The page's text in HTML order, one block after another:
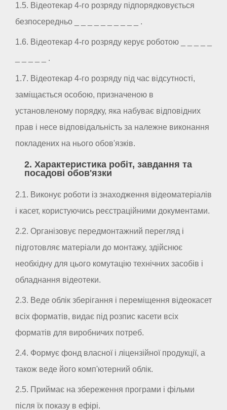
1.5. Відеотекар 4-го розряду підпорядковується
безпосередньо _ _ _ _ _ _ _ _ _ _ .
1.6. Відеотекар 4-го розряду керує роботою _ _ _ _ _
_ _ _ _ _ .
1.7. Відеотекар 4-го розряду під час відсутності,
заміщається особою, призначеною в
установленому порядку, яка набуває відповідних
прав і несе відповідальність за належне виконання
покладених на нього обов'язків.
2. Характеристика робіт, завдання та
посадові обов'язки
2.1. Виконує роботи із знаходження відеоматеріалів
і касет, користуючись реєстраційними документами.
2.2. Організовує передмонтажний перегляд і
підготовляє матеріали до монтажу, здійснює
необхідну для цього комутацію технічних засобів і
обладнання відеотеки.
2.3. Веде облік зберігання і переміщення відеокасет
всіх форматів, видає під розпис касети всіх
форматів для виробничих потреб.
2.4. Формує фонд власної і ліцензійної продукції, а
також веде його комп'ютерний облік.
2.5. Приймає на збереження програми і фільми
після їх показу в ефірі.